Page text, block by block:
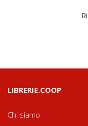
LIBRERIE.COOP
Chi siamo